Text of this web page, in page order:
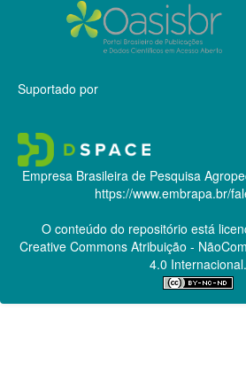
Suportado por
Empresa Brasileira de Pesquisa
https://www.embrapa.br/
O conteúdo do repositório está
Creative CommonsAtribuição -
4.0 Internacional.